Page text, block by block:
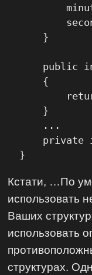
      }
public
      {
      }
      ...
private
  }
Кстати, …По
использовать
Ваших
использовать
структурах.